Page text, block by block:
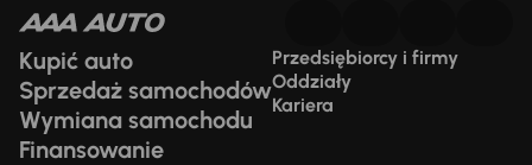
Kupić auto
Sprzedaż samochodów
Wymiana samochodu
Finansowanie
Przedsiębiorcy i firmy
Oddziały
Kariera